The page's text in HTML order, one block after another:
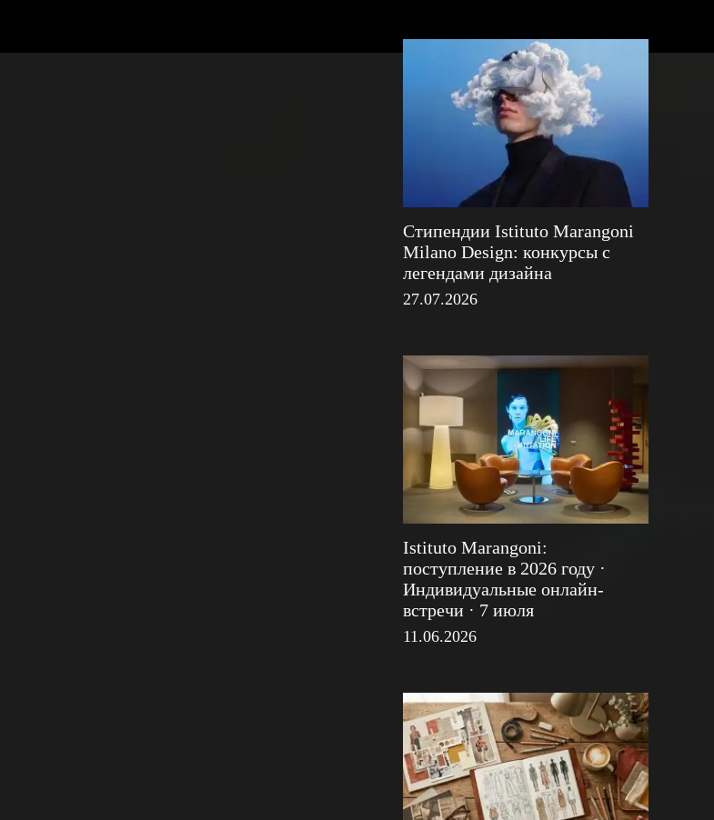
Стипендии Istituto Marangoni
Milano Design: конкурсы с
легендами дизайна
27.07.2026
Istituto Marangoni:
поступление в 2026 году ·
Индивидуальные онлайн-
встречи · 7 июля
11.06.2026